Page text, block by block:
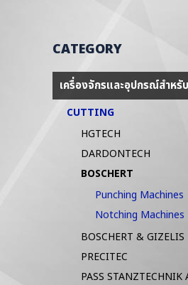
CATEGORY
เครื่องจักรและอุปกรณ์สำหรั
CUTTING
HGTECH
DARDONTECH
BOSCHERT
Punching Machines
Notching Machines
BOSCHERT & GIZELIS
PRECITEC
PASS STANZTECHNIK